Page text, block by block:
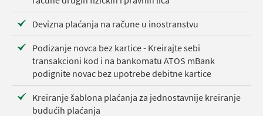
Devizna plaćanja na račune u inostranstvu
Podizanje novca bez kartice - Kreirajte sebi
transakcioni kod i na bankomatu ATOS mBank
podignite novac bez upotrebe debitne kartice
Kreiranje šablona plaćanja za jednostavnije kreiranje
budućih plaćanja